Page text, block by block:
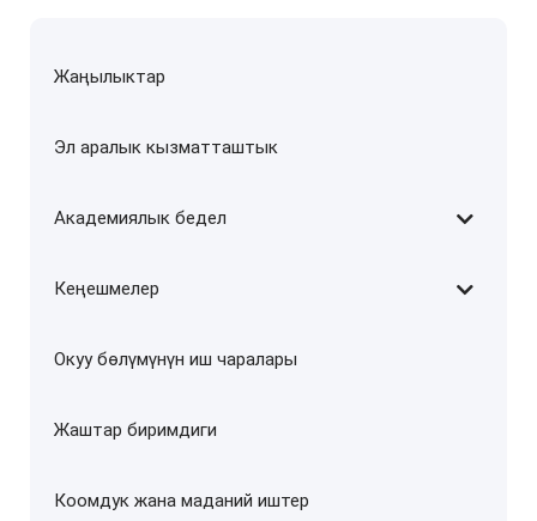
Жаңылыктар
Эл аралык кызматташтык
Академиялык бедел
Кеңешмелер
Окуу бөлүмүнүн иш чаралары
Жаштар биримдиги
Коомдук жана маданий иштер